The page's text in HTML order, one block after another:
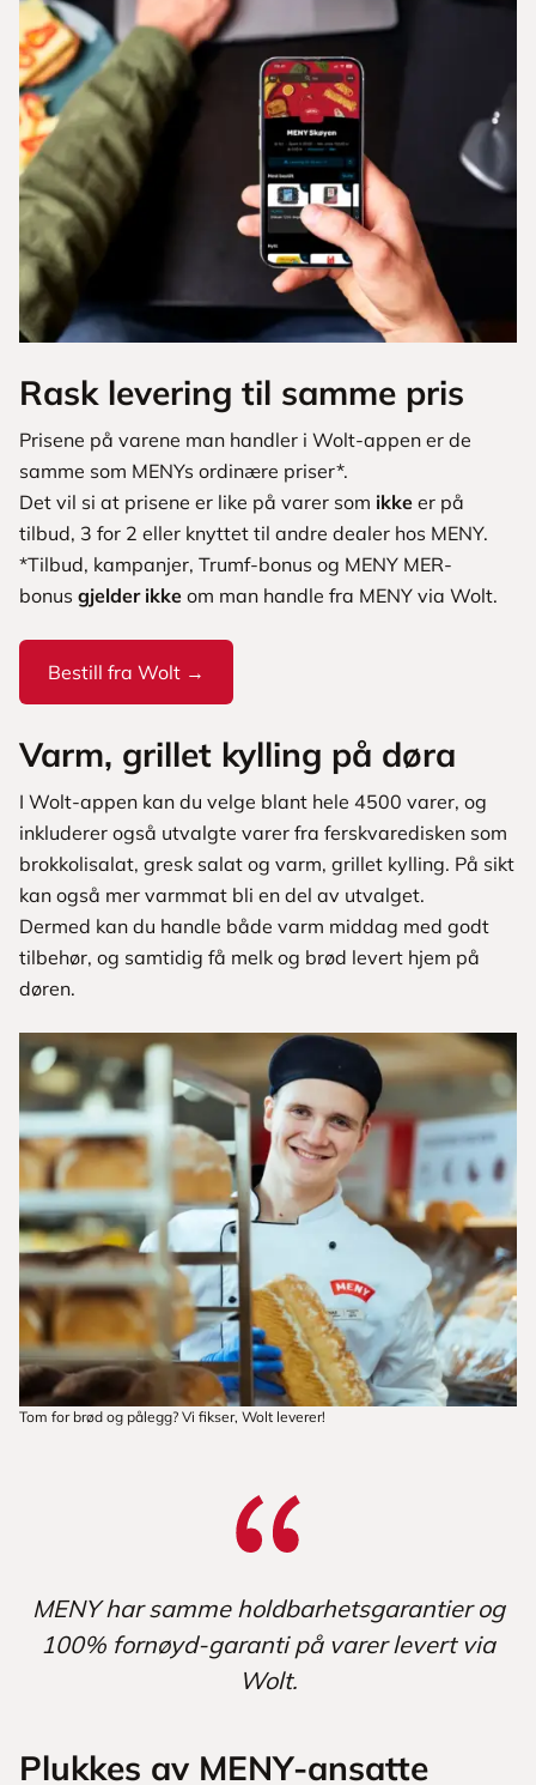
Rask levering til samme pris
Prisene på varene man handler i Wolt-appen er de
samme som MENYs ordinære priser*.
Det vil si at prisene er like på varer som ikke er på
tilbud, 3 for 2 eller knyttet til andre dealer hos MENY.
*Tilbud, kampanjer, Trumf-bonus og MENY MER-
bonus gjelder ikke om man handle fra MENY via Wolt.
Bestill fra Wolt →
Varm, grillet kylling på døra
I Wolt-appen kan du velge blant hele 4500 varer, og
inkluderer også utvalgte varer fra ferskvaredisken som
brokkolisalat, gresk salat og varm, grillet kylling. På sikt
kan også mer varmmat bli en del av utvalget.
Dermed kan du handle både varm middag med godt
tilbehør, og samtidig få melk og brød levert hjem på
døren.
Tom for brød og pålegg? Vi fikser, Wolt leverer!
MENY har samme holdbarhetsgarantier og
100% fornøyd-garanti på varer levert via
Wolt.
Plukkes av MENY-ansatte